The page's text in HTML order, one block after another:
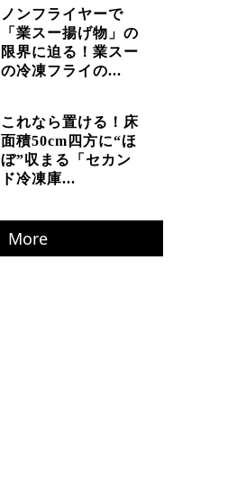
ノンフライヤーで
「業スー揚げ物」の
限界に迫る！業スー
の冷凍フライの...
これなら置ける！床
面積50cm四方に“ほ
ぼ”収まる「セカン
ド冷凍庫...
More